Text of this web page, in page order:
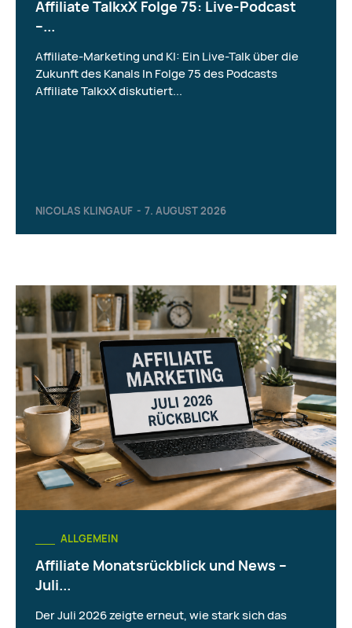
Affiliate TalkxX Folge 75: Live-Podcast
–...
NICOLAS KLINGAUF - 7. AUGUST 2026
Affiliate-Marketing und KI: Ein Live-Talk über die
Zukunft des Kanals In Folge 75 des Podcasts
Affiliate TalkxX diskutiert...
ALLGEMEIN
Affiliate Monatsrückblick und News –
Juli...
Der Juli 2026 zeigte erneut, wie stark sich das